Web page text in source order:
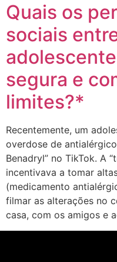
Quais os
sociais
segura e
limites?*
Recentemente, um
overdose de
Benadryl” no TikTok. A
incentivava a tomar
(medicamento
filmar as alterações no
casa, com os amigos e